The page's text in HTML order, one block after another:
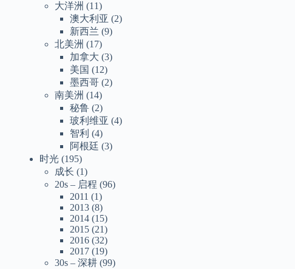
大洋洲 (11)
澳大利亚 (2)
新西兰 (9)
北美洲 (17)
加拿大 (3)
美国 (12)
墨西哥 (2)
南美洲 (14)
秘鲁 (2)
玻利维亚 (4)
智利 (4)
阿根廷 (3)
时光 (195)
成长 (1)
20s – 启程 (96)
2011 (1)
2013 (8)
2014 (15)
2015 (21)
2016 (32)
2017 (19)
30s – 深耕 (99)